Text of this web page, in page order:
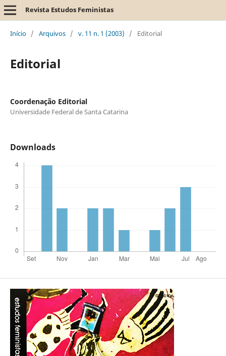
Revista Estudos Feministas
Início / Arquivos / v. 11 n. 1 (2003) / Editorial
Editorial
Coordenação Editorial
Universidade Federal de Santa Catarina
Downloads